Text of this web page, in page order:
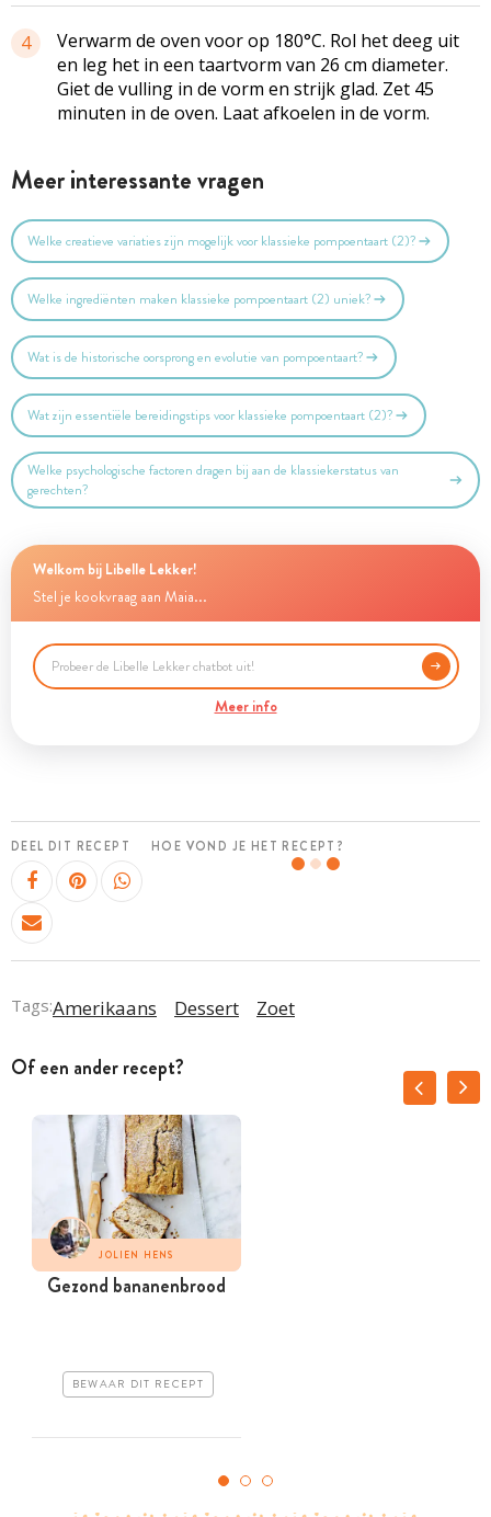
4
Verwarm de oven voor op 180°C. Rol het deeg uit
en leg het in een taartvorm van 26 cm diameter.
Giet de vulling in de vorm en strijk glad. Zet 45
minuten in de oven. Laat afkoelen in de vorm.
Meer interessante vragen
Welke creatieve variaties zijn mogelijk voor klassieke pompoentaart (2)?
Welke ingrediënten maken klassieke pompoentaart (2) uniek?
Wat is de historische oorsprong en evolutie van pompoentaart?
Wat zijn essentiële bereidingstips voor klassieke pompoentaart (2)?
Welke psychologische factoren dragen bij aan de klassiekerstatus van
gerechten?
Welkom bij Libelle Lekker!
Stel je kookvraag aan Maia...
Meer info
DEEL DIT RECEPT HOE VOND JE HET RECEPT?
Tags:Amerikaans Dessert Zoet
Of een ander recept?
JOLIEN HENS
Gezond bananenbrood
BEWAAR DIT RECEPT